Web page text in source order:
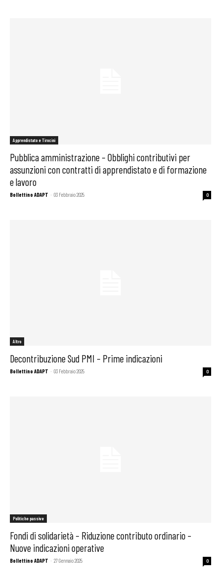
Apprendistato e Tirocini
Pubblica amministrazione – Obblighi contributivi per
assunzioni con contratti di apprendistato e di formazione
e lavoro
Bollettino ADAPT - 03 Febbraio 2025 0
Altro
Decontribuzione Sud PMI – Prime indicazioni
Bollettino ADAPT - 03 Febbraio 2025 0
Politiche passive
Fondi di solidarietà – Riduzione contributo ordinario –
Nuove indicazioni operative
Bollettino ADAPT - 27 Gennaio 2025 0